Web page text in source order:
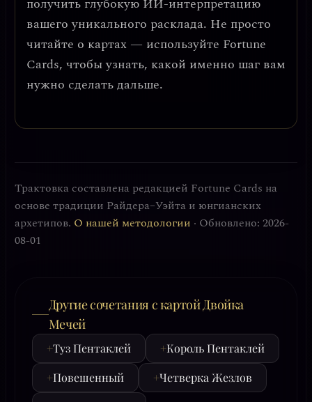
получить глубокую ИИ-интерпретацию
вашего уникального расклада. Не просто
читайте о картах — используйте Fortune
Cards, чтобы узнать, какой именно шаг вам
нужно сделать дальше.
Трактовка составлена редакцией Fortune Cards на
основе традиции Райдера–Уэйта и юнгианских
архетипов. О нашей методологии · Обновлено: 2026-
08-01
Другие сочетания с картой Двойка
Мечей
+Туз Пентаклей +Король Пентаклей
+Повешенный +Четверка Жезлов